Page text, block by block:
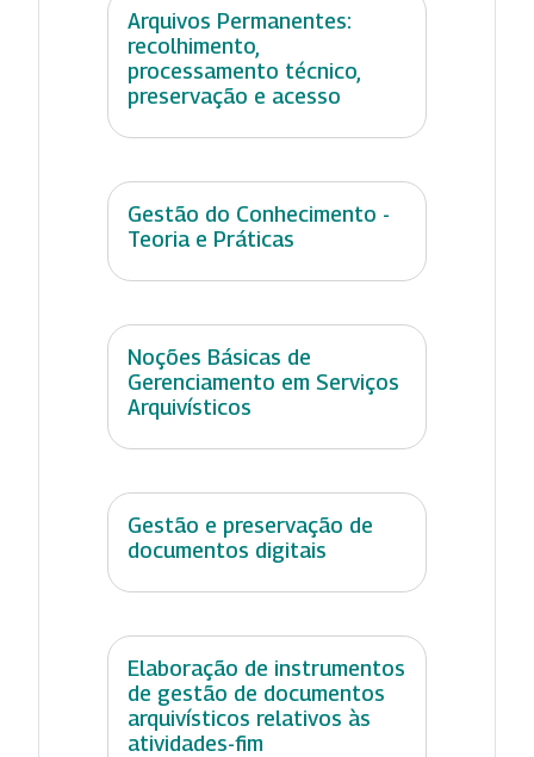
Arquivos Permanentes:
recolhimento,
processamento técnico,
preservação e acesso
Gestão do Conhecimento -
Teoria e Práticas
Noções Básicas de
Gerenciamento em Serviços
Arquivísticos
Gestão e preservação de
documentos digitais
Elaboração de instrumentos
de gestão de documentos
arquivísticos relativos às
atividades-fim